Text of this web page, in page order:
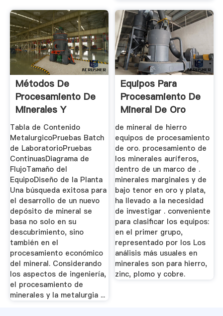
Métodos De
Procesamiento De
Minerales Y
Metalurgia
Extractiva
Tabla de Contenido
MetalurgicoPruebas Batch
de LaboratorioPruebas
ContinuasDiagrama de
FlujoTamaño del
EquipoDiseño de la Planta
Una búsqueda exitosa para
el desarrollo de un nuevo
depósito de mineral se
basa no solo en su
descubrimiento, sino
también en el
procesamiento económico
del mineral. Considerando
los aspectos de ingeniería,
el procesamiento de
minerales y la metalurgia ...
Equipos Para
Procesamiento De
Mineral De Oro
Manufacturas ...
de mineral de hierro
equipos de procesamiento
de oro. procesamiento de
los minerales auríferos,
dentro de un marco de .
minerales marginales y de
bajo tenor en oro y plata,
ha llevado a la necesidad
de investigar . conveniente
para clasificar los equipos:
en el primer grupo,
representado por los Los
análisis más usuales en
minerales son para hierro,
zinc, plomo y cobre.